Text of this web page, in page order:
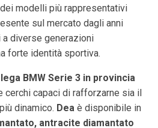
modelli più rappresentativi
sul mercato dagli anni
a diverse generazioni
forte identità sportiva.
BMW Serie 3 in provincia
cerchi capaci di rafforzarne sia il
dinamico. Dea è disponibile in
antracite diamantato